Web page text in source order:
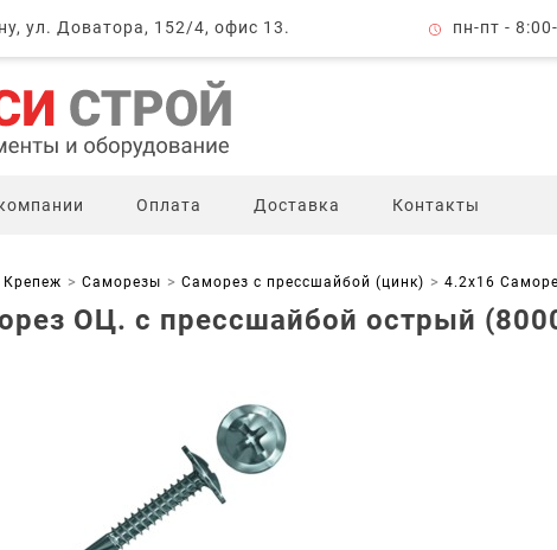
ул. Доватора, 152/4, офис 13. пн-пт -
Оплата Доставка Контакты
Крепеж Саморезы Саморез с прессшайбой (цинк) 4.2х16
ОЦ. с прессшайбой острый